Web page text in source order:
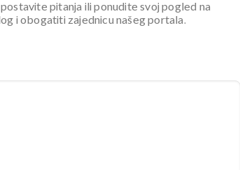
pitanja ili ponudite svoj pogled na
i obogatiti zajednicu našeg portala.